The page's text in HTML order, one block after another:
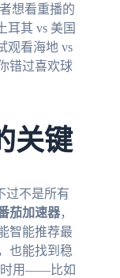
想看重播的
耳其 vs 美国
观看海地 vs
错过喜欢球
关键
过不是所有
茄加速器，
智能推荐最
也能找到稳
时用——比如